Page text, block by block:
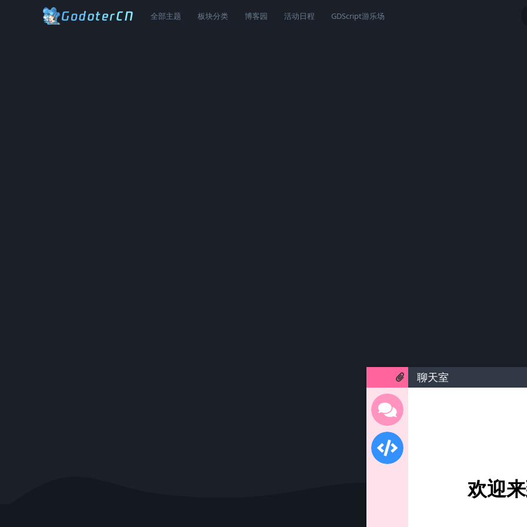
全部主题 板块分类 博客园 活动日程 GDScript游乐场
聊天室
欢迎